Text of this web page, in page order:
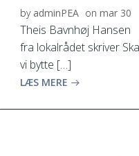
by adminPEA on mar 30
Theis Bavnhøj Hansen
fra lokalrådet skriver
vi bytte […]
LÆS MERE